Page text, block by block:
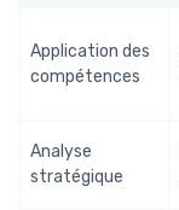
Application des
compétences
Analyse
stratégique